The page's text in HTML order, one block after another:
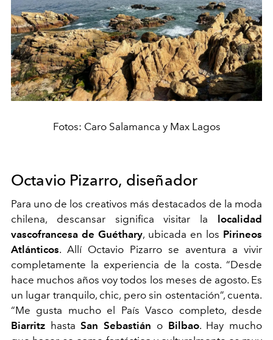
Fotos: Caro Salamanca y Max Lagos
Octavio Pizarro, diseñador
Para uno de los creativos más destacados de la moda
chilena, descansar significa visitar la localidad
vascofrancesa de Guéthary, ubicada en los Pirineos
Atlánticos. Allí Octavio Pizarro se aventura a vivir
completamente la experiencia de la costa. “Desde
hace muchos años voy todos los meses de agosto. Es
un lugar tranquilo, chic, pero sin ostentación”, cuenta.
“Me gusta mucho el País Vasco completo, desde
Biarritz hastaSan Sebastián o Bilbao. Hay mucho